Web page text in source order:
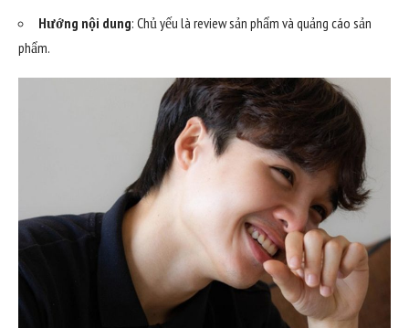
Hướng nội dung: Chủ yếu là review sản phẩm và quảng cáo sản
phẩm.